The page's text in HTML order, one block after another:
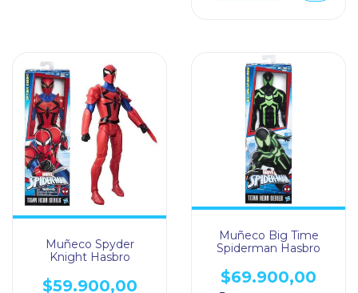
Muñeco Spyder
Knight Hasbro
$59.900,00
Muñeco Big Time
Spiderman Hasbro
$69.900,00